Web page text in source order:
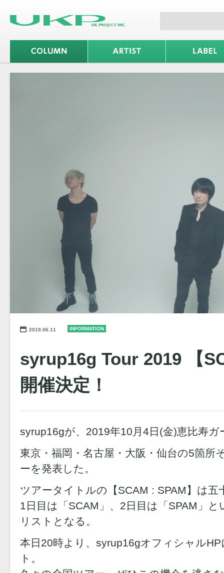
2019.06.11 INFORMATION
syrup16g Tour 2019 【
開催決定！
syrup16gが、2019年10月4日(金)恵比寿
東京・福岡・名古屋・大阪・仙台の5箇所
ーを発表した。
ツアータイトルの【SCAM : SPAM】は五
1日目は「SCAM」、2日目は「SPAM」
リストとなる。
本日20時より、syrup16gオフィシャル
ト。